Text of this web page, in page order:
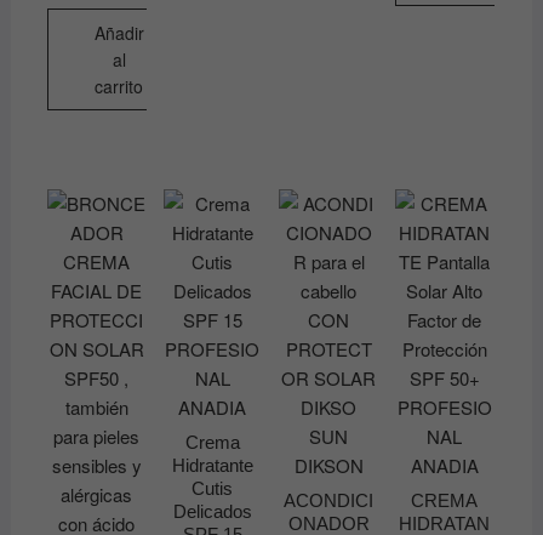
Añadir
al
carrito
Crema
Hidratante
Cutis
Delicados
ACONDICI
ONADOR
CREMA
HIDRATAN